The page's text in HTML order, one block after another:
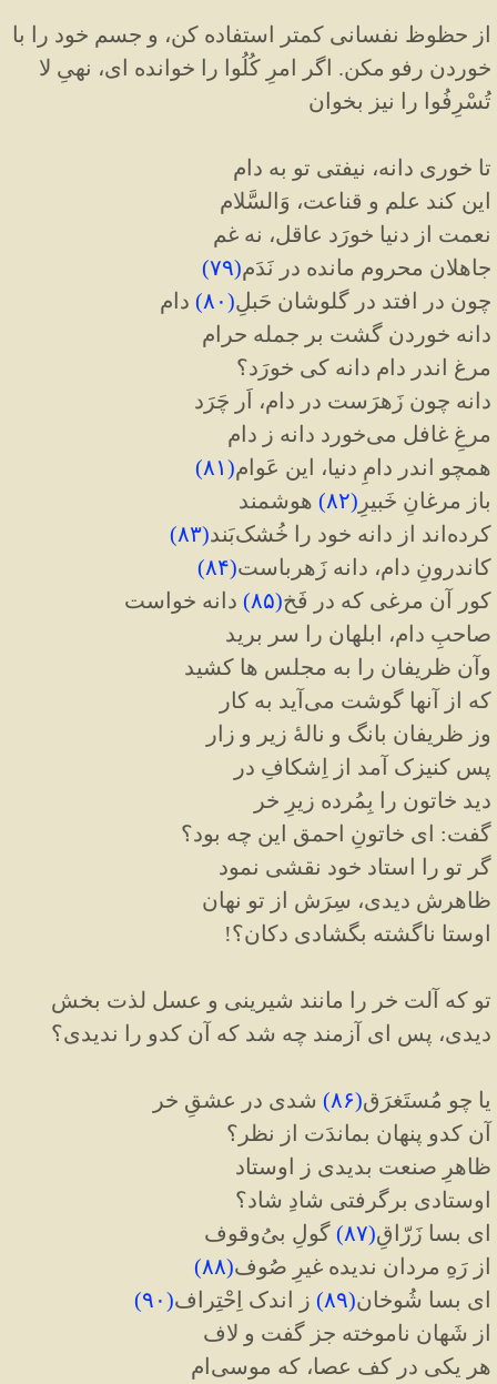
از حظوظ نفسانی کمتر استفاده کن، و جسم خود را با
خوردن رفو مکن. اگر امرِ کُلُوا را خوانده ای، نهیِ لا
تُسْرِفُوا را نیز بخوان
تا خوری دانه، نیفتی تو به دام
این کند علم و قناعت، وَالسَّلام
نعمت از دنیا خورَد عاقل، نه غم
جاهلان محروم مانده در نَدَم(۷۹)
چون در افتد در گلوشان حَبلِ(۸۰) دام
دانه خوردن گشت بر جمله حرام
مرغ اندر دام دانه کی خورَد؟
دانه چون زَهرَست در دام، اَر چَرَد
مرغِ غافل می‌خورد دانه ز دام
همچو اندر دامِ دنیا، این عَوام(۸۱)
باز مرغانِ خَبیرِ (۸۲) هوشمند
کرده‌اند از دانه خود را خُشک‌بَند(۸۳)
کاندرونِ دام، دانه زَهرباست(۸۴)
کور آن مرغی که در فَخ(۸۵) دانه خواست
صاحبِ دام، ابلهان را سر برید
وآن ظریفان را به مجلس ها کشید
که از آنها گوشت می‌آید به کار
وز ظریفان بانگ و نالهٔ زیر و زار
پس کنیزک آمد از اِشکافِ در
دید خاتون را بِمُرده زیرِ خر
گفت: ای خاتونِ احمق این چه بود؟
گر تو را استاد خود نقشی نمود
ظاهرش دیدی، سِرَش از تو نهان
اوستا ناگشته بگشادی دکان؟!
تو که آلت خر را مانند شیرینی و عسل لذت بخش
دیدی، پس ای آزمند چه شد که آن کدو را ندیدی؟
یا چو مُستَغرَق(۸۶) شدی در عشقِ خر
آن کدو پنهان بماندَت از نظر؟
ظاهرِ صنعت بدیدی ز اوستاد
اوستادی برگرفتی شادِ شاد؟
ای بسا زَرّاقِ(۸۷) گولِ بی‌ُوقوف
از رَهِ مردان ندیده غیرِ صُوف(۸۸)
ای بسا شُوخان(۸۹) ز اندک اِحْتِراف(۹۰)
از شَهان ناموخته جز گفت و لاف
هر یکی در کف عصا، که موسی‌ام